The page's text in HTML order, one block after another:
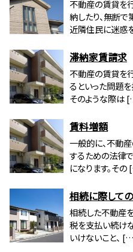
不動産の賃貸を
納したり、無断
近隣住民に迷
滞納家賃請求
不動産の賃貸を
るといった問題
そのような際は
賃料増額
一般的に、不動
するための法律
になります。そ
相続に際して
相続した不動産
税を支払い続け
いけないこと、